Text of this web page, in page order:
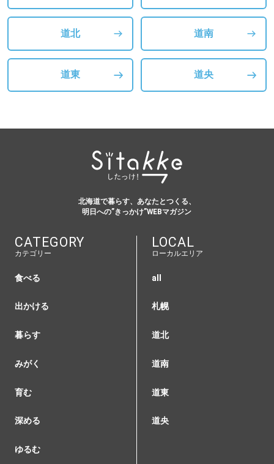
道北 道南
道東 道央
北海道で暮らす、あなたとつくる、
明日への”きっかけ”WEBマガジン
CATEGORY
カテゴリー
食べる
出かける
暮らす
みがく
育む
深める
ゆるむ
LOCAL
ローカルエリア
all
札幌
道北
道南
道東
道央